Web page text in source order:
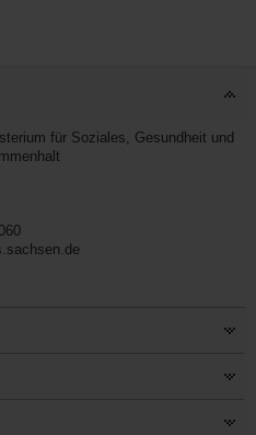
für Soziales, Gesundheit und